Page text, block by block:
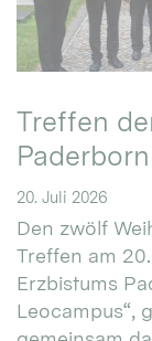
Treffen
20. Juli 2026
Den zwölf
Treffen am
Erzbistums
Leocampus“,